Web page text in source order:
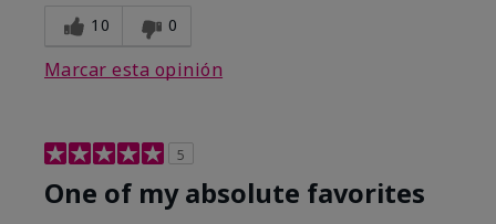
10 0
Marcar esta opinión
5
One of my absolute favorites